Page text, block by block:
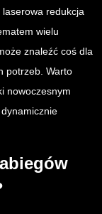
laserowa redukcja
wielu
znaleźć coś dla
potrzeb. Warto
nowoczesnym